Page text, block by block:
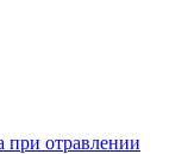
при отравлении